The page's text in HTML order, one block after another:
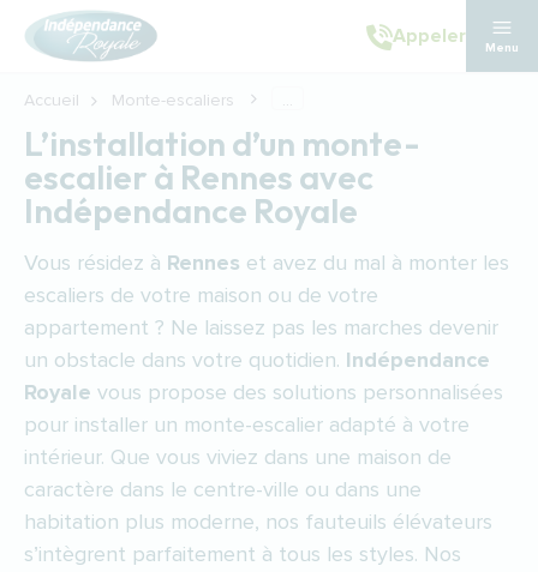
Aller au contenu principal
Appeler
Menu
Accueil Monte-escaliers ...
L’installation d’un monte-
escalier à Rennes avec
Indépendance Royale
Vous résidez à Rennes et avez du mal à monter les
escaliers de votre maison ou de votre
appartement ? Ne laissez pas les marches devenir
un obstacle dans votre quotidien. Indépendance
Royale vous propose des solutions personnalisées
pour installer un monte-escalier adapté à votre
intérieur. Que vous viviez dans une maison de
caractère dans le centre-ville ou dans une
habitation plus moderne, nos fauteuils élévateurs
s’intègrent parfaitement à tous les styles. Nos